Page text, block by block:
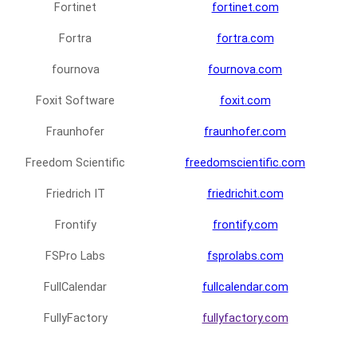
Fortinet fortinet.com
Fortra fortra.com
fournova fournova.com
Foxit Software foxit.com
Fraunhofer fraunhofer.com
Freedom Scientific freedomscientific.com
Friedrich IT friedrichit.com
Frontify frontify.com
FSPro Labs fsprolabs.com
FullCalendar fullcalendar.com
FullyFactory fullyfactory.com